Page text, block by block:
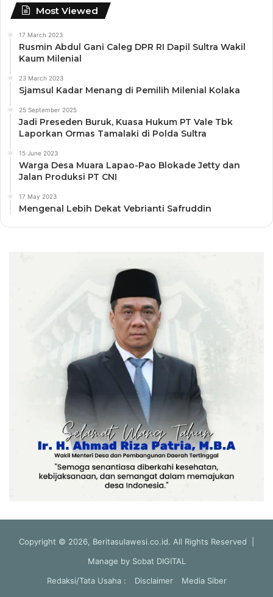
Most Viewed
17 March 2023
Rusmin Abdul Gani Caleg DPR RI Dapil Sultra Wakil
Kaum Milenial
23 March 2023
Sjamsul Kadar Menang di Pemilih Milenial Kolaka
25 September 2025
Jadi Preseden Buruk, Kuasa Hukum PT Vale Tbk
Laporkan Ormas Tamalaki di Polda Sultra
15 June 2023
Warga Desa Muara Lapao-Pao Blokade Jetty dan
Jalan Produksi PT CNI
17 May 2023
Mengenal Lebih Dekat Vebrianti Safruddin
Copyright © 2026, Beritasulawesi.co.id. All Rights Reserved |
Manage by Sobat DIGITAL
Redaksi/Tata Usaha :
Disclaimer Media Siber